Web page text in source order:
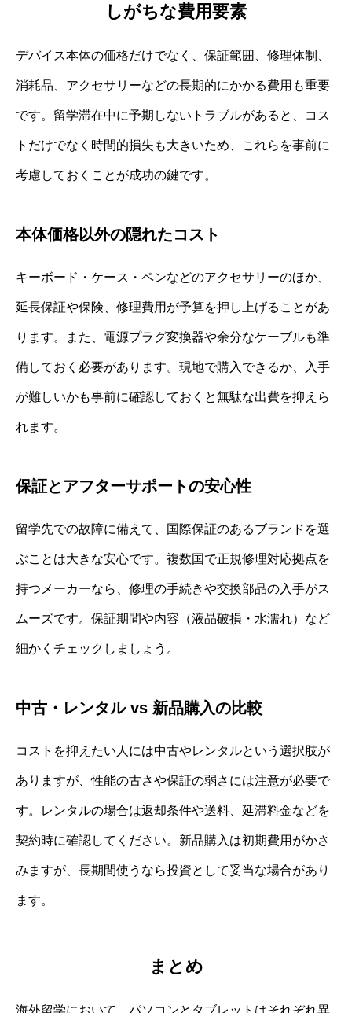
しがちな費用要素
デバイス本体の価格だけでなく、保証範囲、修理体制、
消耗品、アクセサリーなどの長期的にかかる費用も重要
です。留学滞在中に予期しないトラブルがあると、コス
トだけでなく時間的損失も大きいため、これらを事前に
考慮しておくことが成功の鍵です。
本体価格以外の隠れたコスト
キーボード・ケース・ペンなどのアクセサリーのほか、
延長保証や保険、修理費用が予算を押し上げることがあ
ります。また、電源プラグ変換器や余分なケーブルも準
備しておく必要があります。現地で購入できるか、入手
が難しいかも事前に確認しておくと無駄な出費を抑えら
れます。
保証とアフターサポートの安心性
留学先での故障に備えて、国際保証のあるブランドを選
ぶことは大きな安心です。複数国で正規修理対応拠点を
持つメーカーなら、修理の手続きや交換部品の入手がス
ムーズです。保証期間や内容（液晶破損・水濡れ）など
細かくチェックしましょう。
中古・レンタル vs 新品購入の比較
コストを抑えたい人には中古やレンタルという選択肢が
ありますが、性能の古さや保証の弱さには注意が必要で
す。レンタルの場合は返却条件や送料、延滞料金などを
契約時に確認してください。新品購入は初期費用がかさ
みますが、長期間使うなら投資として妥当な場合があり
ます。
まとめ